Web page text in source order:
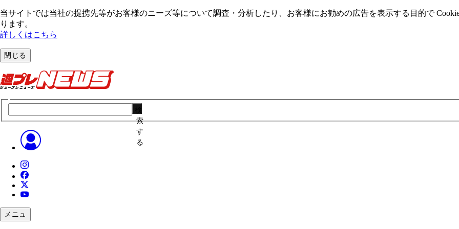
当サイトでは当社の提携先等がお客様のニーズ等について調査・分析したり、お客様にお勧めの広告を表⽰する⽬的で
ります。
詳しくはこちら
閉じる
索
す
る
メニュ